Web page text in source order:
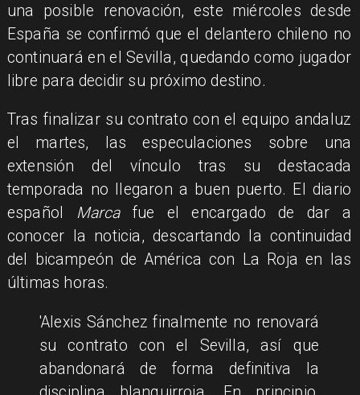
una posible renovación, este miércoles desde
España se confirmó que el delantero chileno no
continuará en el Sevilla, quedando como jugador
libre para decidir su próximo destino.
Tras finalizar su contrato con el equipo andaluz
el martes, las especulaciones sobre una
extensión del vínculo tras su destacada
temporada no llegaron a buen puerto. El diario
español Marcafue el encargado de dar a
conocer la noticia, descartando la continuidad
del bicampeón de América con La Roja en las
últimas horas.
'Alexis Sánchez finalmente no renovará
su contrato con el Sevilla, así que
abandonará de forma definitiva la